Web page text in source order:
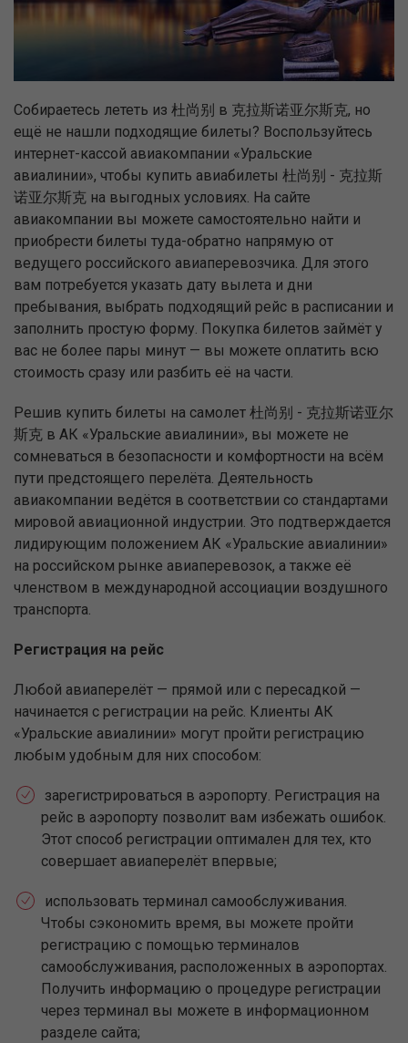
Собираетесь лететь из 杜尚别 в 克拉斯诺亚尔斯克, но
ещё не нашли подходящие билеты? Воспользуйтесь
интернет-кассой авиакомпании «Уральские
авиалинии», чтобы купить авиабилеты 杜尚别 - 克拉斯
诺亚尔斯克 на выгодных условиях. На сайте
авиакомпании вы можете самостоятельно найти и
приобрести билеты туда-обратно напрямую от
ведущего российского авиаперевозчика. Для этого
вам потребуется указать дату вылета и дни
пребывания, выбрать подходящий рейс в расписании и
заполнить простую форму. Покупка билетов займёт у
вас не более пары минут — вы можете оплатить всю
стоимость сразу или разбить её на части.
Решив купить билеты на самолет 杜尚别 - 克拉斯诺亚尔
斯克 в АК «Уральские авиалинии», вы можете не
сомневаться в безопасности и комфортности на всём
пути предстоящего перелёта. Деятельность
авиакомпании ведётся в соответствии со стандартами
мировой авиационной индустрии. Это подтверждается
лидирующим положением АК «Уральские авиалинии»
на российском рынке авиаперевозок, а также её
членством в международной ассоциации воздушного
транспорта.
Регистрация на рейс
Любой авиаперелёт — прямой или с пересадкой —
начинается с регистрации на рейс. Клиенты АК
«Уральские авиалинии» могут пройти регистрацию
любым удобным для них способом:
зарегистрироваться в аэропорту. Регистрация на
рейс в аэропорту позволит вам избежать ошибок.
Этот способ регистрации оптимален для тех, кто
совершает авиаперелёт впервые;
использовать терминал самообслуживания.
Чтобы сэкономить время, вы можете пройти
регистрацию с помощью терминалов
самообслуживания, расположенных в аэропортах.
Получить информацию о процедуре регистрации
через терминал вы можете в информационном
разделе сайта;